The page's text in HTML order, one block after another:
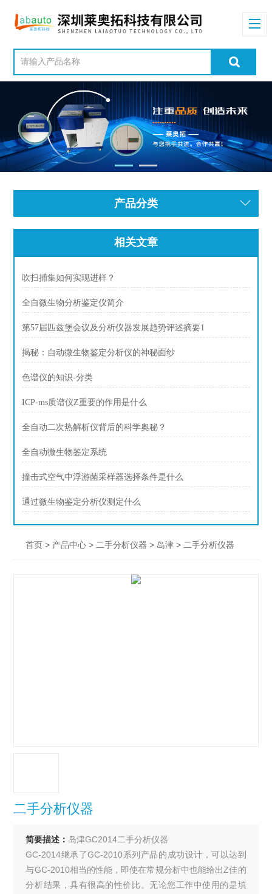
产品分类
相关文章
吹扫捕集如何实现进样？
全自微生物分析鉴定仪简介
第57届匹兹堡会议及分析仪器发展趋势评述摘要1
揭秘：自动微生物鉴定分析仪的神秘面纱
色谱仪的知识-分类
ICP-ms质谱仪Z重要的作用是什么
全自动二次热解析仪背后的科学奥秘？
全自动微生物鉴定系统
撞击式空气中浮游菌采样器选择条件是什么
通过微生物鉴定分析仪测定什么
首页 > 产品中心 >二手分析仪器 > 岛津 > 二手分析仪器
二手分析仪器
简要描述： 岛津GC2014二手分析仪器
GC-2014继承了GC-2010系列产品的成功设计，可以达到
与GC-2010相当的性能，即使在常规分析中也能给出Z佳的
分析结果，具有很高的性价比。无论您工作中使用的是填